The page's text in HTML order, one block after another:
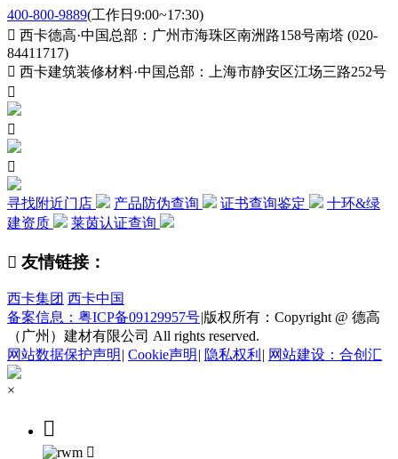
400-800-9889(工作日9:00~17:30)
 西卡德高·中国总部：广州市海珠区南洲路158号南塔 (020-
84411717)
 西卡建筑装修材料·中国总部：上海市静安区江场三路252号



寻找附近门店 产品防伪查询 证书查询鉴定
十环&绿
建资质
莱茵认证查询
 友情链接：
西卡集团 西卡中国
备案信息：粤ICP备09129957号|版权所有：Copyright @ 德高
（广州）建材有限公司 All rights reserved.
网站数据保护声明 | Cookie声明 | 隐私权利 | 网站建设：合创汇
×

